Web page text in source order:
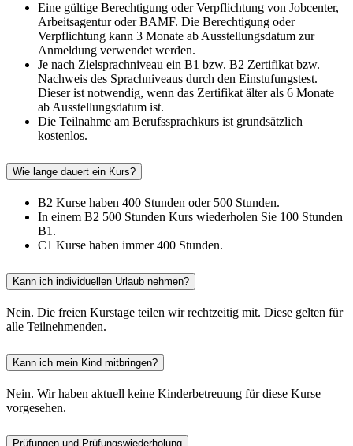
Eine gültige Berechtigung oder Verpflichtung von Jobcenter,
Arbeitsagentur oder BAMF. Die Berechtigung oder
Verpflichtung kann 3 Monate ab Ausstellungsdatum zur
Anmeldung verwendet werden.
Je nach Zielsprachniveau ein B1 bzw. B2 Zertifikat bzw.
Nachweis des Sprachniveaus durch den Einstufungstest.
Dieser ist notwendig, wenn das Zertifikat älter als 6 Monate
ab Ausstellungsdatum ist.
Die Teilnahme am Berufssprachkurs ist grundsätzlich
kostenlos.
Wie lange dauert ein Kurs?
B2 Kurse haben 400 Stunden oder 500 Stunden.
In einem B2 500 Stunden Kurs wiederholen Sie 100 Stunden
B1.
C1 Kurse haben immer 400 Stunden.
Kann ich individuellen Urlaub nehmen?
Nein. Die freien Kurstage teilen wir rechtzeitig mit. Diese gelten für
alle Teilnehmenden.
Kann ich mein Kind mitbringen?
Nein. Wir haben aktuell keine Kinderbetreuung für diese Kurse
vorgesehen.
Prüfungen und Prüfungswiederholung